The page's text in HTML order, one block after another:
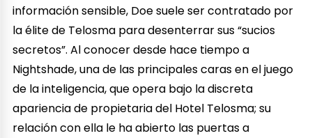
información sensible, Doe suele ser contratado por
la élite de Telosma para desenterrar sus “sucios
secretos”. Al conocer desde hace tiempo a
Nightshade, una de las principales caras en el juego
de la inteligencia, que opera bajo la discreta
apariencia de propietaria del Hotel Telosma; su
relación con ella le ha abierto las puertas a